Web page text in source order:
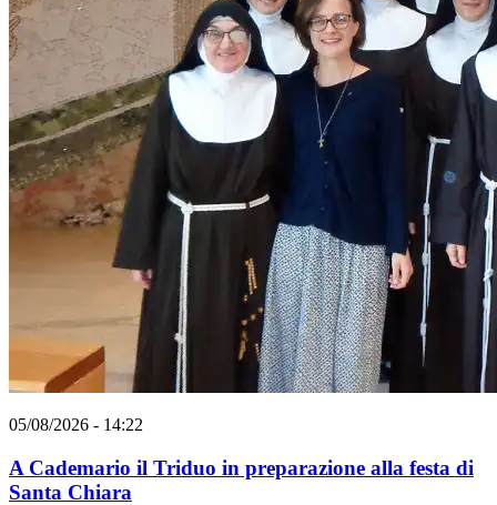
05/08/2026 - 14:22
A Cademario il Triduo in preparazione alla festa di
Santa Chiara